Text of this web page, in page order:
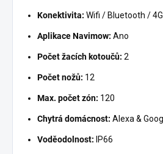
Konektivita: Wifi / Bluetooth / 4G
Aplikace Navimow: Ano
Počet žacích kotoučů: 2
Počet nožů: 12
Max. počet zón: 120
Chytrá domácnost: Alexa &
Voděodolnost: IP66